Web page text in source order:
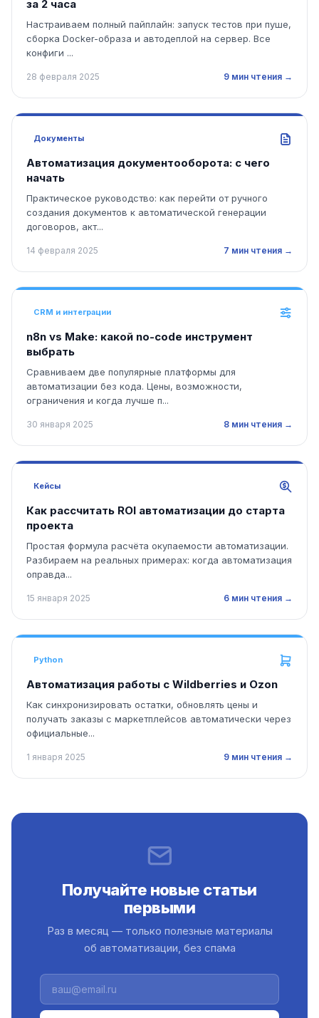
за 2 часа
Настраиваем полный пайплайн: запуск тестов при пуше,
сборка Docker-образа и автодеплой на сервер. Все
конфиги ...
28 февраля 2025 9 мин чтения →
Документы
Автоматизация документооборота: с чего
начать
Практическое руководство: как перейти от ручного
создания документов к автоматической генерации
договоров, акт...
14 февраля 2025 7 мин чтения →
CRM и интеграции
n8n vs Make: какой no-code инструмент
выбрать
Сравниваем две популярные платформы для
автоматизации без кода. Цены, возможности,
ограничения и когда лучше п...
30 января 2025 8 мин чтения →
Кейсы
Как рассчитать ROI автоматизации до старта
проекта
Простая формула расчёта окупаемости автоматизации.
Разбираем на реальных примерах: когда автоматизация
оправда...
15 января 2025 6 мин чтения →
Python
Автоматизация работы с Wildberries и Ozon
Как синхронизировать остатки, обновлять цены и
получать заказы с маркетплейсов автоматически через
официальные...
1 января 2025 9 мин чтения →
Получайте новые статьи
первыми
Раз в месяц — только полезные материалы
об автоматизации, без спама